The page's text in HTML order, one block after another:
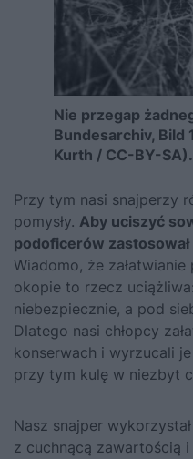
Nie przegap
Bundesarchiv,
Kurth / CC-BY-SA).
Przy tym nasi snajperzy
pomysły. Aby uciszyć
podoficerów
Wiadomo, że
okopie to rzecz
niebezpiecznie, a pod
Dlatego nasi chłopcy
konserwach i wyrzucali
przy tym kulę w niezbyt
Nasz snajper
z cuchnącą zawartością